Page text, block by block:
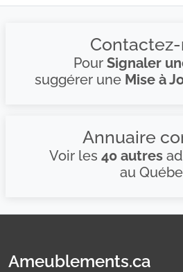
Pour Signaler
suggérer une Mise à
Annuaire
Voir les 40 autres
au
Ameublements.ca